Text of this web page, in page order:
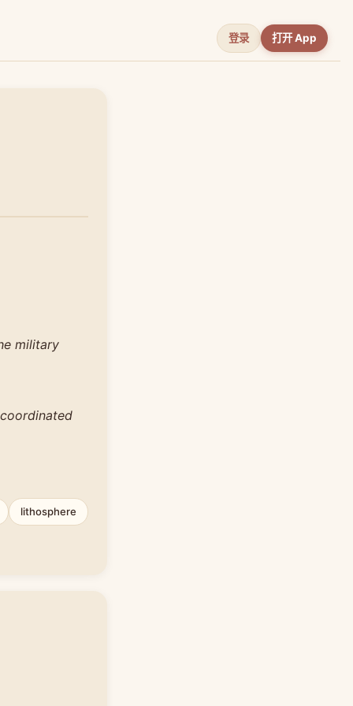
登录 打开 App
military
lithosphere